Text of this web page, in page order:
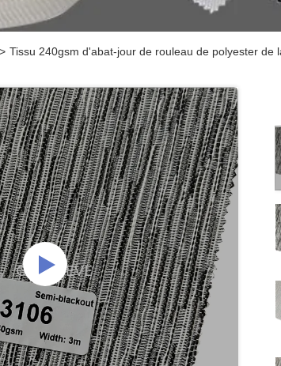
> Tissu 240gsm d'abat-jour de rouleau de polyester